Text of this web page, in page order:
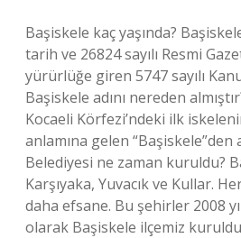
Başiskele kaç yaşında?
tarih ve 26824 sayılı Resmi
yürürlüğe giren 5747 sayılı
Başiskele adını nereden
Kocaeli Körfezi’ndeki ilk
anlamına gelen “Başiskele”den
Belediyesi ne zaman kuruldu?
Karşıyaka, Yuvacık ve Kullar.
daha efsane. Bu şehirler 2008
olarak Başiskele ilçemiz